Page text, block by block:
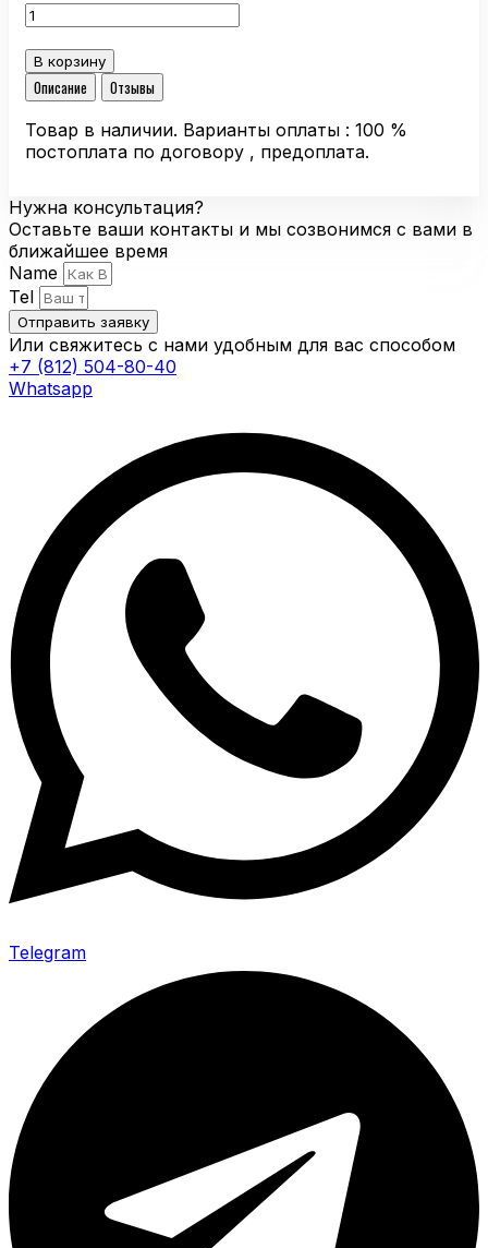
Количество
товара
Осевой
вентилятор
Ebmpapst
S3G300-
AK13-
32
двигатель
В корзину
Описание
Отзывы
Товар в наличии. Варианты оплаты : 100 %
постоплата по договору , предоплата.
Нужна консультация?
Оставьте ваши контакты и мы созвонимся с вами в
ближайшее время
Name
Tel
Отправить заявку
Или свяжитесь с нами удобным для вас способом
+7 (812) 504-80-40
Whatsapp
Telegram